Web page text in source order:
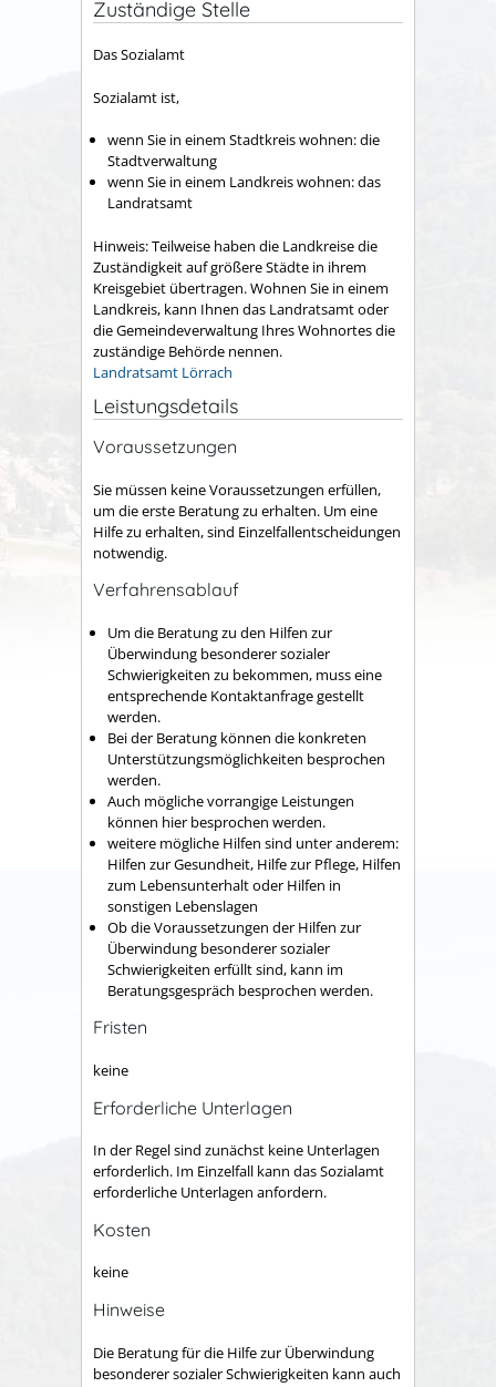
Zuständige Stelle
Das Sozialamt
Sozialamt ist,
wenn Sie in einem Stadtkreis wohnen: die
Stadtverwaltung
wenn Sie in einem Landkreis wohnen: das
Landratsamt
Hinweis: Teilweise haben die Landkreise die
Zuständigkeit auf größere Städte in ihrem
Kreisgebiet übertragen. Wohnen Sie in einem
Landkreis, kann Ihnen das Landratsamt oder
die Gemeindeverwaltung Ihres Wohnortes die
zuständige Behörde nennen.
Landratsamt Lörrach
Leistungsdetails
Voraussetzungen
Sie müssen keine Voraussetzungen erfüllen,
um die erste Beratung zu erhalten. Um eine
Hilfe zu erhalten, sind Einzelfallentscheidungen
notwendig.
Verfahrensablauf
Um die Beratung zu den Hilfen zur
Überwindung besonderer sozialer
Schwierigkeiten zu bekommen, muss eine
entsprechende Kontaktanfrage gestellt
werden.
Bei der Beratung können die konkreten
Unterstützungsmöglichkeiten besprochen
werden.
Auch mögliche vorrangige Leistungen
können hier besprochen werden.
weitere mögliche Hilfen sind unter anderem:
Hilfen zur Gesundheit, Hilfe zur Pflege, Hilfen
zum Lebensunterhalt oder Hilfen in
sonstigen Lebenslagen
Ob die Voraussetzungen der Hilfen zur
Überwindung besonderer sozialer
Schwierigkeiten erfüllt sind, kann im
Beratungsgespräch besprochen werden.
Fristen
keine
Erforderliche Unterlagen
In der Regel sind zunächst keine Unterlagen
erforderlich. Im Einzelfall kann das Sozialamt
erforderliche Unterlagen anfordern.
Kosten
keine
Hinweise
Die Beratung für die Hilfe zur Überwindung
besonderer sozialer Schwierigkeiten kann auch